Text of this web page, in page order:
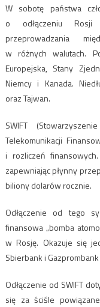
W sobotę państwa
o odłączeniu Rosji
przeprowadzania
w różnych walutach.
Europejska, Stany
Niemcy i Kanada.
oraz Tajwan.
SWIFT
Telekomunikacji
i rozliczeń
zapewniając płynny
biliony dolarów rocznie.
Odłączenie od tego
finansowa „bomba
w Rosję. Okazuje się
Sbierbank i
Odłączenie od SWIFT
się za ściśle